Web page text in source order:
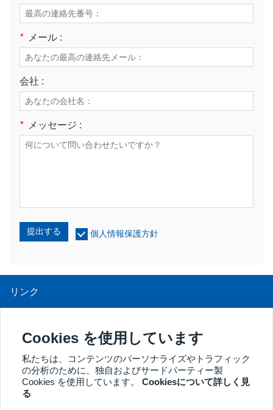
* メール :
会社 :
* メッセージ :
提出する 個人情報保護方針
リンク
UV光線療法
LEDライトセラピー
膣鏡
その他の製品
Cookies を使用しています
私たちは、コンテンツのパーソナライズやトラフィック
の分析のために、独自およびサードパーティー製
Cookies を使用しています。 Cookiesについて詳しく見
る